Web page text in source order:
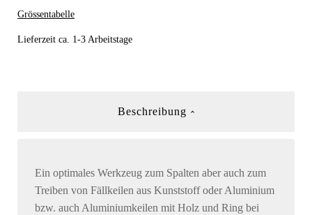
Menge
Grössentabelle
Lieferzeit ca. 1-3 Arbeitstage
Beschreibung
Ein optimales Werkzeug zum Spalten aber auch zum
Treiben von Fällkeilen aus Kunststoff oder Aluminium
bzw. auch Aluminiumkeilen mit Holz und Ring bei